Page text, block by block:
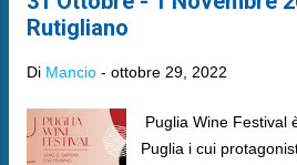
Rutigliano
Di Mancio - ottobre 29, 2022
Puglia Wine Festival
Puglia i cui